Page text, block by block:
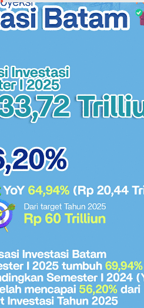
Ayah Zuliaifanda, Zuljefri
pemeriksaan dan
mendapatkan penanganan
jantung yang dialami anaknya.